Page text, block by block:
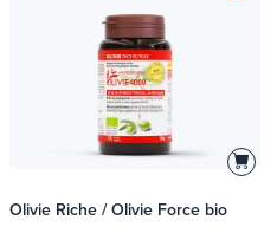
Olivie Riche / Olivie Force bio